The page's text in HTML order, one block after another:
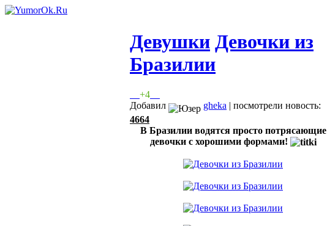
Девушки Девочки из
Бразилии
+4
Добавил
gheka | посмотрели новость:
4664
В Бразилии водятся просто потрясающие
девочки с хорошими формами!